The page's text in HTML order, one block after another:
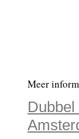
Meer